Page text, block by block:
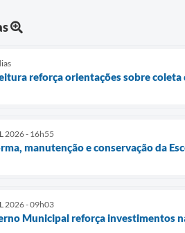
reforça orientações sobre
2026 - 16h55
manutenção e conservação da
2026 - 09h03
Municipal reforça investimentos